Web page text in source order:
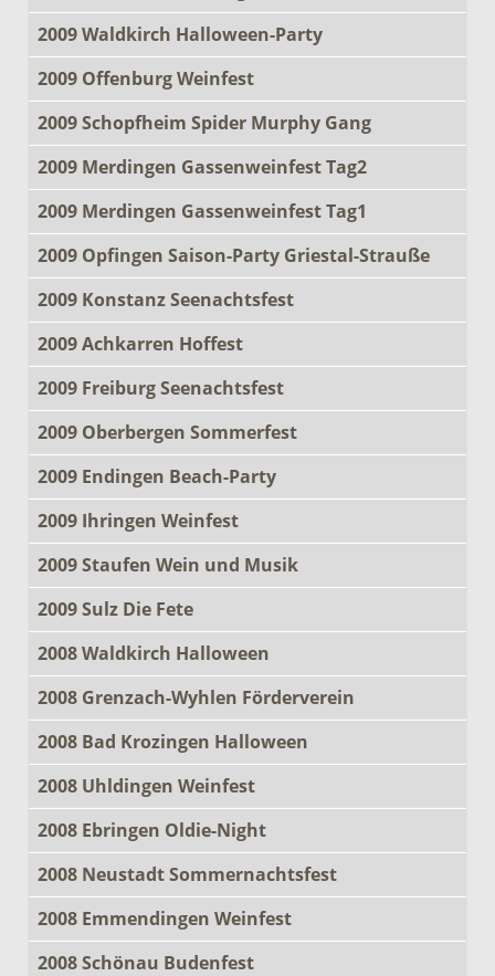
2009 Waldkirch Halloween-Party
2009 Offenburg Weinfest
2009 Schopfheim Spider Murphy Gang
2009 Merdingen Gassenweinfest Tag2
2009 Merdingen Gassenweinfest Tag1
2009 Opfingen Saison-Party Griestal-Strauße
2009 Konstanz Seenachtsfest
2009 Achkarren Hoffest
2009 Freiburg Seenachtsfest
2009 Oberbergen Sommerfest
2009 Endingen Beach-Party
2009 Ihringen Weinfest
2009 Staufen Wein und Musik
2009 Sulz Die Fete
2008 Waldkirch Halloween
2008 Grenzach-Wyhlen Förderverein
2008 Bad Krozingen Halloween
2008 Uhldingen Weinfest
2008 Ebringen Oldie-Night
2008 Neustadt Sommernachtsfest
2008 Emmendingen Weinfest
2008 Schönau Budenfest